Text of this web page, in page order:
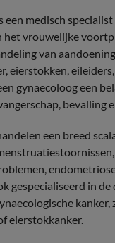
een medisch
het vrouwelijke
van
eierstokken,
gynaecoloog een
bevalling
een breed
gespecialiseerd in de
kanker,
eierstokkanker.